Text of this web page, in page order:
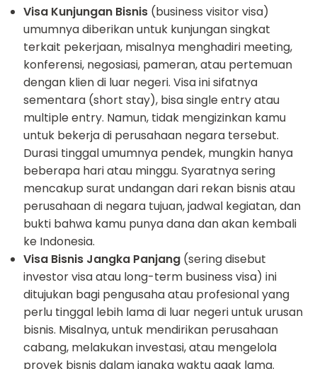
Visa Kunjungan Bisnis (business visitor visa)
umumnya diberikan untuk kunjungan singkat
terkait pekerjaan, misalnya menghadiri meeting,
konferensi, negosiasi, pameran, atau pertemuan
dengan klien di luar negeri. Visa ini sifatnya
sementara (short stay), bisa single entry atau
multiple entry. Namun, tidak mengizinkan kamu
untuk bekerja di perusahaan negara tersebut.
Durasi tinggal umumnya pendek, mungkin hanya
beberapa hari atau minggu. Syaratnya sering
mencakup surat undangan dari rekan bisnis atau
perusahaan di negara tujuan, jadwal kegiatan, dan
bukti bahwa kamu punya dana dan akan kembali
ke Indonesia.
Visa Bisnis Jangka Panjang (sering disebut
investor visa atau long-term business visa) ini
ditujukan bagi pengusaha atau profesional yang
perlu tinggal lebih lama di luar negeri untuk urusan
bisnis. Misalnya, untuk mendirikan perusahaan
cabang, melakukan investasi, atau mengelola
proyek bisnis dalam jangka waktu agak lama.